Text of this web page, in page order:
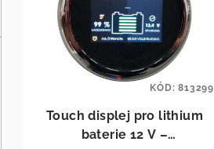
Touch displej pro lithium
baterie 12 V –
KÓD:813299